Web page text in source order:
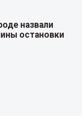
назвали
остановки